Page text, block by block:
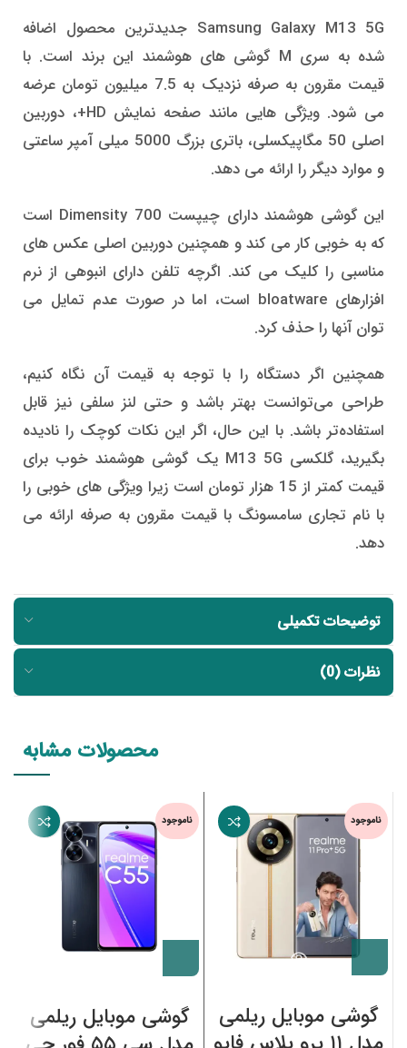
Samsung Galaxy M13 5G جدیدترین محصول اضافه
شده به سری M گوشی های هوشمند این برند است. با
قیمت مقرون به صرفه نزدیک به 7.5 میلیون تومان عرضه
می شود. ویژگی هایی مانند صفحه نمایش HD+، دوربین
اصلی 50 مگاپیکسلی، باتری بزرگ 5000 میلی آمپر ساعتی
و موارد دیگر را ارائه می دهد.
این گوشی هوشمند دارای چیپست Dimensity 700 است
که به خوبی کار می کند و همچنین دوربین اصلی عکس های
مناسبی را کلیک می کند. اگرچه تلفن دارای انبوهی از نرم
افزارهای bloatware است، اما در صورت عدم تمایل می
توان آنها را حذف کرد.
همچنین اگر دستگاه را با توجه به قیمت آن نگاه کنیم،
طراحی می‌توانست بهتر باشد و حتی لنز سلفی نیز قابل
استفاده‌تر باشد. با این حال، اگر این نکات کوچک را نادیده
بگیرید، گلکسی M13 5G یک گوشی هوشمند خوب برای
قیمت کمتر از 15 هزار تومان است زیرا ویژگی های خوبی را
با نام تجاری سامسونگ با قیمت مقرون به صرفه ارائه می
دهد.
توضیحات تکمیلی
نظرات (0)
محصولات مشابه
ناموجود
گوشی موبایل ریلمی
ناموجود
گوشی موبایل ریلمی